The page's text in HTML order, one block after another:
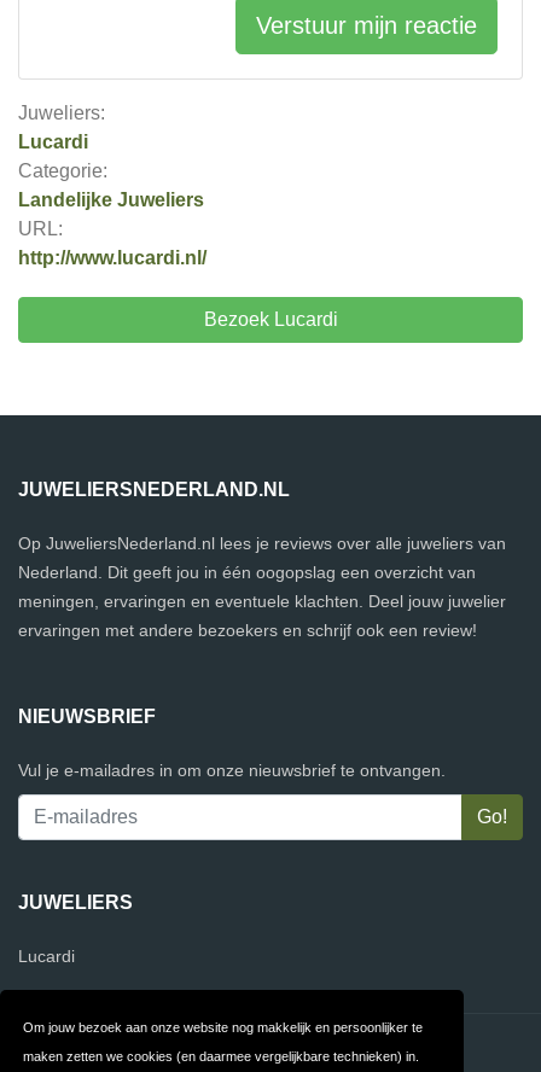
Om jouw bezoek aan onze website nog makkelijk en persoonlijker te
maken zetten we cookies (en daarmee vergelijkbare technieken) in.
Juweliers:
Lucardi
Categorie:
Landelijke Juweliers
URL:
http://www.lucardi.nl/
Bezoek Lucardi
Verstuur mijn reactie
JUWELIERSNEDERLAND.NL
Op JuweliersNederland.nl lees je reviews over alle juweliers van
Nederland. Dit geeft jou in één oogopslag een overzicht van
meningen, ervaringen en eventuele klachten. Deel jouw juwelier
ervaringen met andere bezoekers en schrijf ook een review!
NIEUWSBRIEF
Vul je e-mailadres in om onze nieuwsbrief te ontvangen.
JUWELIERS
Lucardi
Contact Privacy